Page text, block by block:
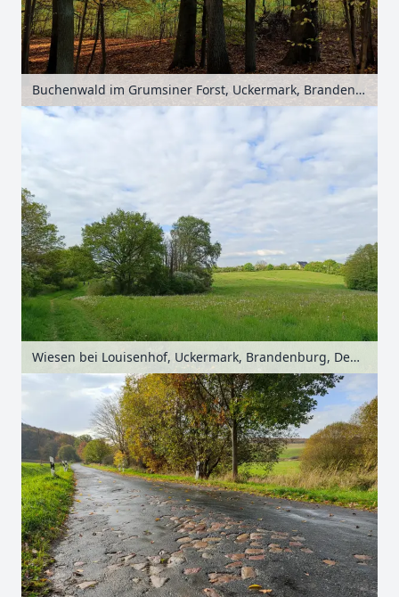
Buchenwald im Grumsiner Forst, Uckermark, Brandenburg, Deutschland
Wiesen bei Louisenhof, Uckermark, Brandenburg, Deutschland